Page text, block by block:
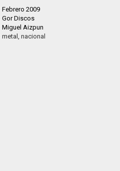
Febrero 2009
Gor Discos
Miguel Aizpun
metal, nacional